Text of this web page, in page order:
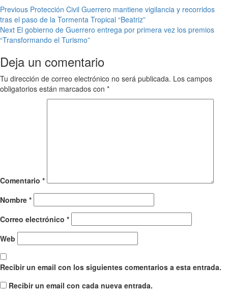
Post
navigation
Previous Protección Civil Guerrero mantiene vigilancia y recorridos
tras el paso de la Tormenta Tropical “Beatriz”
Next El gobierno de Guerrero entrega por primera vez los premios
“Transformando el Turismo”
Deja un comentario
Tu dirección de correo electrónico no será publicada. Los campos
obligatorios están marcados con *
Comentario *
Nombre *
Correo electrónico *
Web
Recibir un email con los siguientes comentarios a esta entrada.
Recibir un email con cada nueva entrada.